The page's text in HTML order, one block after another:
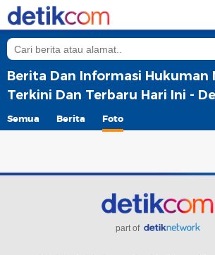
Berita Dan Informasi Hukuman
Terkini Dan Terbaru Hari Ini -
Semua Berita Foto
part of